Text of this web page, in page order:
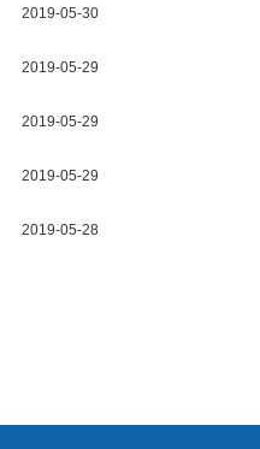
2019-05-30
2019-05-29
2019-05-29
2019-05-29
2019-05-28